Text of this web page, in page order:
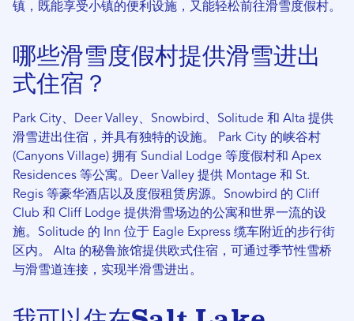
镇，既能享受小镇的便利设施，又能轻松前往滑雪度假村。
哪些滑雪度假村提供滑雪进出
式住宿？
Park City、Deer Valley、Snowbird、Solitude 和 Alta 提供
滑雪进出住宿，并具有独特的设施。 Park City 的峡谷村
(Canyons Village) 拥有 Sundial Lodge 等度假村和 Apex
Residences 等公寓。Deer Valley 提供 Montage 和 St.
Regis 等豪华酒店以及度假租赁房源。Snowbird 的 Cliff
Club 和 Cliff Lodge 提供滑雪场边的公寓和世界一流的设
施。Solitude 的 Inn 位于 Eagle Express 缆车附近的步行街
区内。 Alta 的秘鲁旅馆提供欧式住宿，可通过季节性雪桥
与滑雪道连接，实现半滑雪进出。